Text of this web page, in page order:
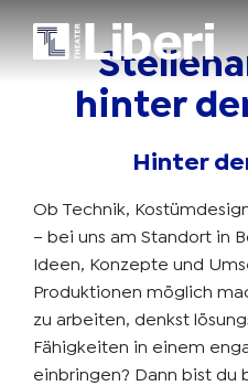
hinter
Hinter
Ob Technik,
– bei uns am Standort in
Ideen, Konzepte und
Produktionen möglich
zu arbeiten, denkst
Fähigkeiten in einem
einbringen? Dann bist du